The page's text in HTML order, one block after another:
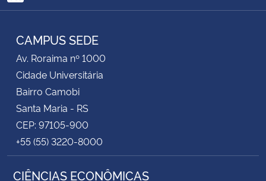
RSS
CAMPUS SEDE
Av. Roraima nº 1000
Cidade Universitária
Bairro Camobi
Santa Maria - RS
CEP: 97105-900
+55 (55) 3220-8000
CIÊNCIAS ECONÔMICAS